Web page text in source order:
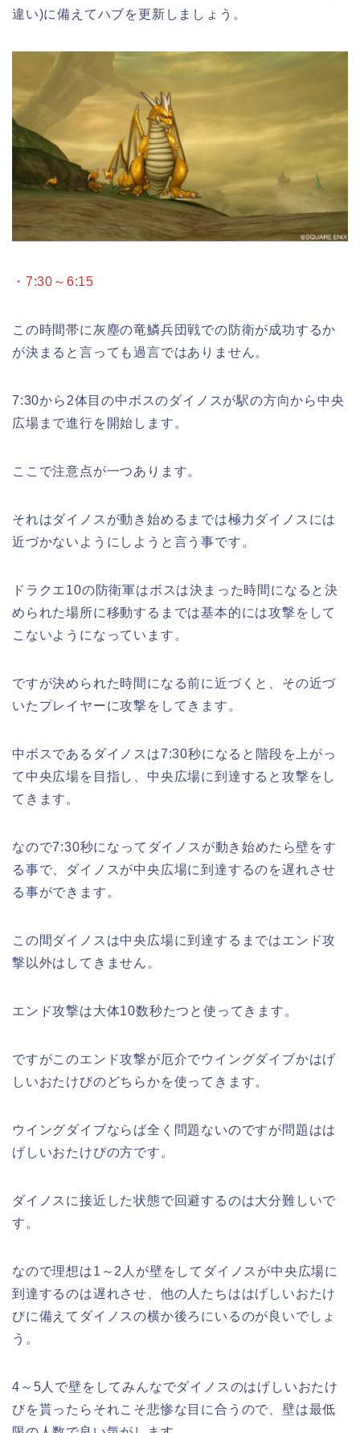
違い)に備えてハブを更新しましょう。
・7:30～6:15
この時間帯に灰塵の竜鱗兵団戦での防衛が成功するか
が決まると言っても過言ではありません。
7:30から2体目の中ボスのダイノスが駅の方向から中央
広場まで進行を開始します。
ここで注意点が一つあります。
それはダイノスが動き始めるまでは極力ダイノスには
近づかないようにしようと言う事です。
ドラクエ10の防衛軍はボスは決まった時間になると決
められた場所に移動するまでは基本的には攻撃をして
こないようになっています。
ですが決められた時間になる前に近づくと、その近づ
いたプレイヤーに攻撃をしてきます。
中ボスであるダイノスは7:30秒になると階段を上がっ
て中央広場を目指し、中央広場に到達すると攻撃をし
てきます。
なので7:30秒になってダイノスが動き始めたら壁をす
る事で、ダイノスが中央広場に到達するのを遅れさせ
る事ができます。
この間ダイノスは中央広場に到達するまではエンド攻
撃以外はしてきません。
エンド攻撃は大体10数秒たつと使ってきます。
ですがこのエンド攻撃が厄介でウイングダイブかはげ
しいおたけびのどちらかを使ってきます。
ウイングダイブならば全く問題ないのですが問題はは
げしいおたけびの方です。
ダイノスに接近した状態で回避するのは大分難しいで
す。
なので理想は1～2人が壁をしてダイノスが中央広場に
到達するのは遅れさせ、他の人たちははげしいおたけ
びに備えてダイノスの横か後ろにいるのが良いでしょ
う。
4～5人で壁をしてみんなでダイノスのはげしいおたけ
びを貰ったらそれこそ悲惨な目に合うので、壁は最低